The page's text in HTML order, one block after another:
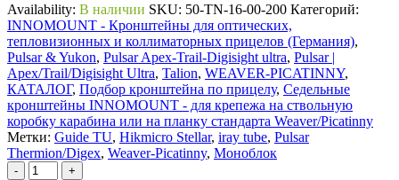
Availability: В наличии SKU: 50-TN-16-00-200 Категорий:
INNOMOUNT - Кронштейны для оптических,
тепловизионных и коллиматорных прицелов (Германия),
Pulsar & Yukon, Pulsar Apex-Trail-Digisight ultra, Pulsar |
Apex/Trail/Digisight Ultra, Talion, WEAVER-PICATINNY,
КАТАЛОГ, Подбор кронштейна по прицелу, Седельные
кронштейны INNOMOUNT - для крепежа на ствольную
коробку карабина или на планку стандарта Weaver/Picatinny
Метки: Guide TU, Hikmicro Stellar, iray tube, Pulsar
Thermion/Digex, Weaver-Picatinny, Моноблок
-
+